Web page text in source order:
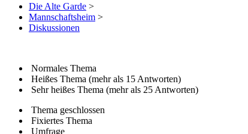
Die Alte Garde >
Mannschaftsheim >
Diskussionen
Normales Thema
Heißes Thema (mehr als 15 Antworten)
Sehr heißes Thema (mehr als 25 Antworten)
Thema geschlossen
Fixiertes Thema
Umfrage